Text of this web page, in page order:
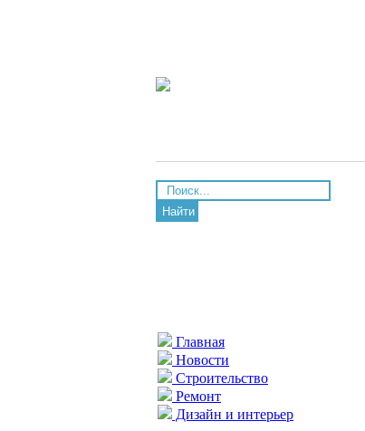
Найти
Главная
Новости
Строительство
Ремонт
Дизайн и интерьер